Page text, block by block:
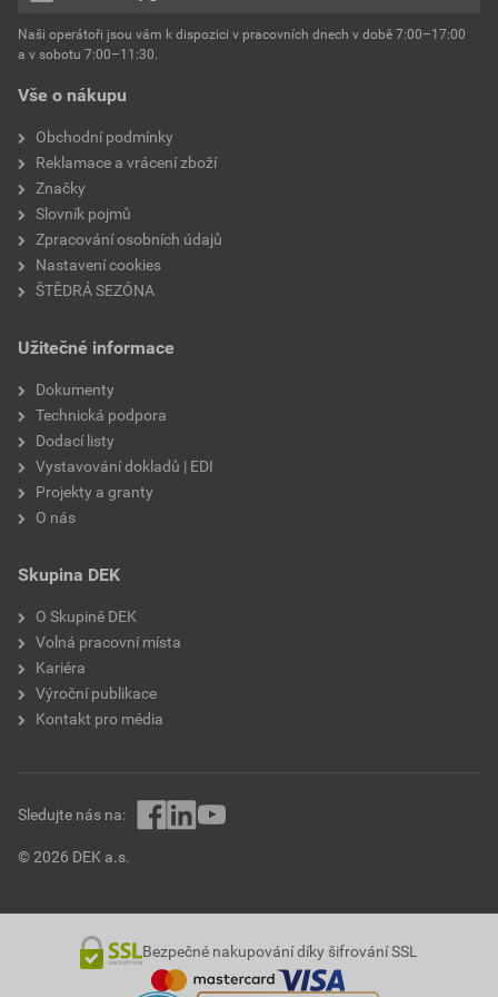
Environmentální prohlášení výrobku
Stáhnout
Velikost
hmotnost 25 kg
typ výrobku
faktor difuzního odporu
Vše o nákupu
Obchodní podmínky
Reklamace a vrácení zboží
Značky
Slovník pojmů
Zpracování osobních údajů
Nastavení cookies
ŠTĚDRÁ SEZÓNA
Užitečné informace
Dokumenty
Technická podpora
Dodací listy
Vystavování dokladů | EDI
Projekty a granty
O nás
Skupina DEK
O Skupině DEK
Volná pracovní místa
Kariéra
Výroční publikace
Kontakt pro média
Naši operátoři jsou vám k dispozici v pracovních dnech v době 7:00–17:00
a v sobotu 7:00–11:30.
© 2026 DEK a.s.
Sledujte nás na:
Bezpečné nakupování díky šifrování SSL